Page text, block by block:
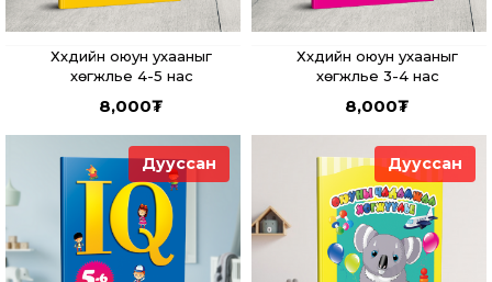
Хүүхдийн оюун ухааныг
хөгжүүлье 4-5 нас
8,000₮
Хүүхдийн оюун ухааныг
хөгжүүлье 3-4 нас
8,000₮
Дууссан Дууссан